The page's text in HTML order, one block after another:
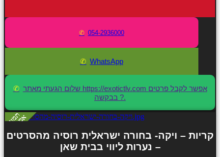
054-2936000
WhatsApp
שלום הגעתי מאתר https://exotictlv.com אפשר לקבל פרטים
בבקשה ?.
קריות – ויקה- בחורה ישראלית רוסיה מהסרטים
– נערות ליווי בבית שאן